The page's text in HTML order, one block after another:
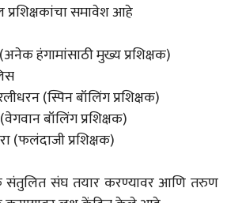
समावेश आहे
हंगामांसाठी मुख्य प्रशिक्षक)
(स्पिन बॉलिंग प्रशिक्षक)
बॉलिंग प्रशिक्षक)
(फलंदाजी प्रशिक्षक)
संतुलित संघ तयार करण्यावर आणि तरुण